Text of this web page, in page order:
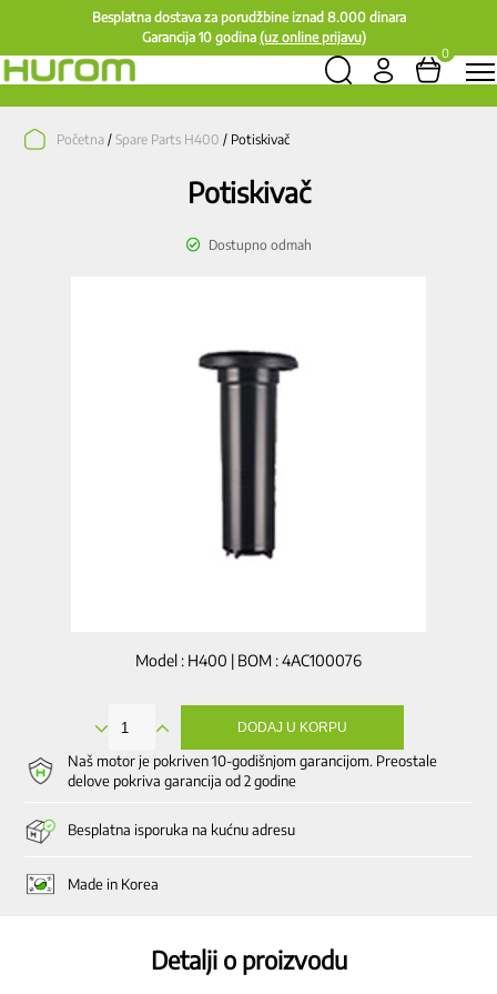
Besplatna dostava za porudžbine iznad 8.000 dinara
Garancija 10 godina (uz online prijavu)
0
Početna /Spare Parts H400 / Potiskivač
Potiskivač
Model : H400 | BOM : 4AC100076
Potiskivač
količina
DODAJ U KORPU
Naš motor je pokriven 10-godišnjom garancijom. Preostale
delove pokriva garancija od 2 godine
Besplatna isporuka na kućnu adresu
Made in Korea
Detalji o proizvodu